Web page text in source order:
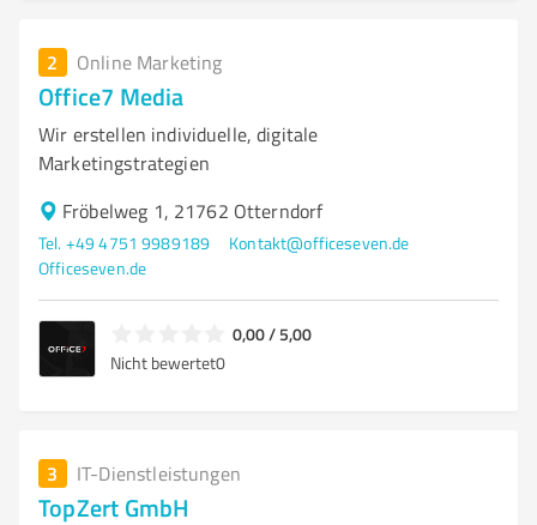
2 Online Marketing
Office7 Media
Wir erstellen individuelle, digitale
Marketingstrategien
Fröbelweg 1, 21762 Otterndorf
Tel. +49 4751 9989189
Kontakt@officeseven.de
Officeseven.de
0,00 / 5,00
Nicht bewertet0
3 IT-Dienstleistungen
TopZert GmbH